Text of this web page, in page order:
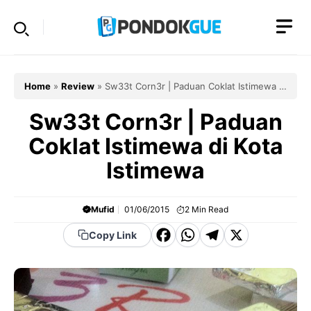
Home » Review » Sw33t Corn3r | Paduan Coklat Istimewa di
Sw33t Corn3r | Paduan
Coklat Istimewa di Kota
Istimewa
Mufid 01/06/2015 2 Min Read
Copy Link
F
c
e
W
a
t
T
e
g
X